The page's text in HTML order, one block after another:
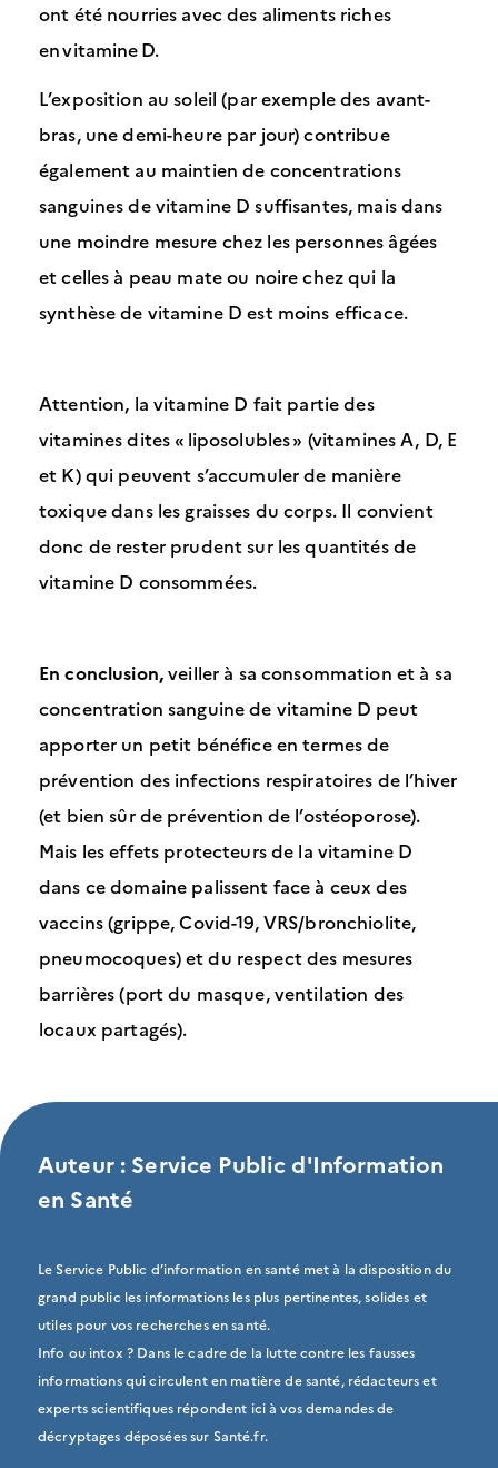
ont été nourries avec des aliments riches
en vitamine D.
L’exposition au soleil (par exemple des avant-
bras, une demi-heure par jour) contribue
également au maintien de concentrations
sanguines de vitamine D suffisantes, mais dans
une moindre mesure chez les personnes âgées
et celles à peau mate ou noire chez qui la
synthèse de vitamine D est moins efficace.
Attention, la vitamine D fait partie des
vitamines dites « liposolubles » (vitamines A, D, E
et K) qui peuvent s’accumuler de manière
toxique dans les graisses du corps. Il convient
donc de rester prudent sur les quantités de
vitamine D consommées.
En conclusion,veiller à sa consommation et à sa
concentration sanguine de vitamine D peut
apporter un petit bénéfice en termes de
prévention des infections respiratoires de l’hiver
(et bien sûr de prévention de l’ostéoporose).
Mais les effets protecteurs de la vitamine D
dans ce domaine palissent face à ceux des
vaccins (grippe, Covid-19, VRS/bronchiolite,
pneumocoques) et du respect des mesures
barrières (port du masque, ventilation des
locaux partagés).
Auteur : Service Public d'Information
en Santé
Le Service Public d’information en santé met à la disposition du
grand public les informations les plus pertinentes, solides et
utiles pour vos recherches en santé.
Info ou intox ? Dans le cadre de la lutte contre les fausses
informations qui circulent en matière de santé, rédacteurs et
experts scientifiques répondent ici à vos demandes de
décryptages déposées sur Santé.fr.